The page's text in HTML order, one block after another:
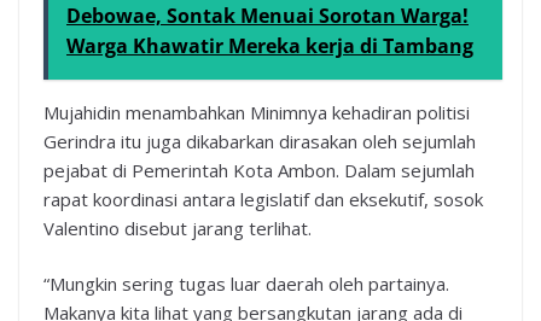
Debowae, Sontak Menuai Sorotan Warga!
Warga Khawatir Mereka kerja di Tambang
Mujahidin menambahkan Minimnya kehadiran politisi
Gerindra itu juga dikabarkan dirasakan oleh sejumlah
pejabat di Pemerintah Kota Ambon. Dalam sejumlah
rapat koordinasi antara legislatif dan eksekutif, sosok
Valentino disebut jarang terlihat.
“Mungkin sering tugas luar daerah oleh partainya.
Makanya kita lihat yang bersangkutan jarang ada di